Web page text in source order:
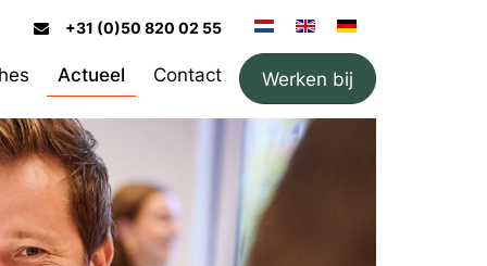
+31 (0)50 820 02 55
Actueel Contact Werken bij